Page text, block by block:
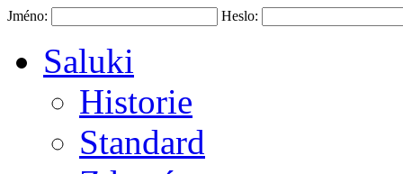
Jméno: Heslo:
Saluki
Historie
Standard